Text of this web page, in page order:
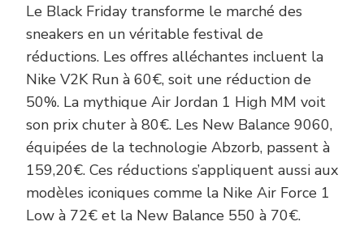
Le Black Friday transforme le marché des
sneakers en un véritable festival de
réductions. Les offres alléchantes incluent la
Nike V2K Run à 60€, soit une réduction de
50%. La mythique Air Jordan 1 High MM voit
son prix chuter à 80€. Les New Balance 9060,
équipées de la technologie Abzorb, passent à
159,20€. Ces réductions s’appliquent aussi aux
modèles iconiques comme la Nike Air Force 1
Low à 72€ et la New Balance 550 à 70€.